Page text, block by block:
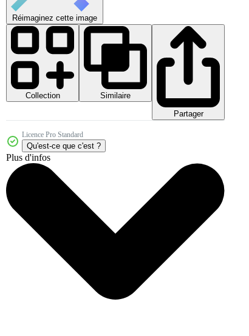
Réimaginez cette image
Collection
Similaire
Partager
Licence Pro Standard
Qu'est-ce que c'est ?
Plus d'infos